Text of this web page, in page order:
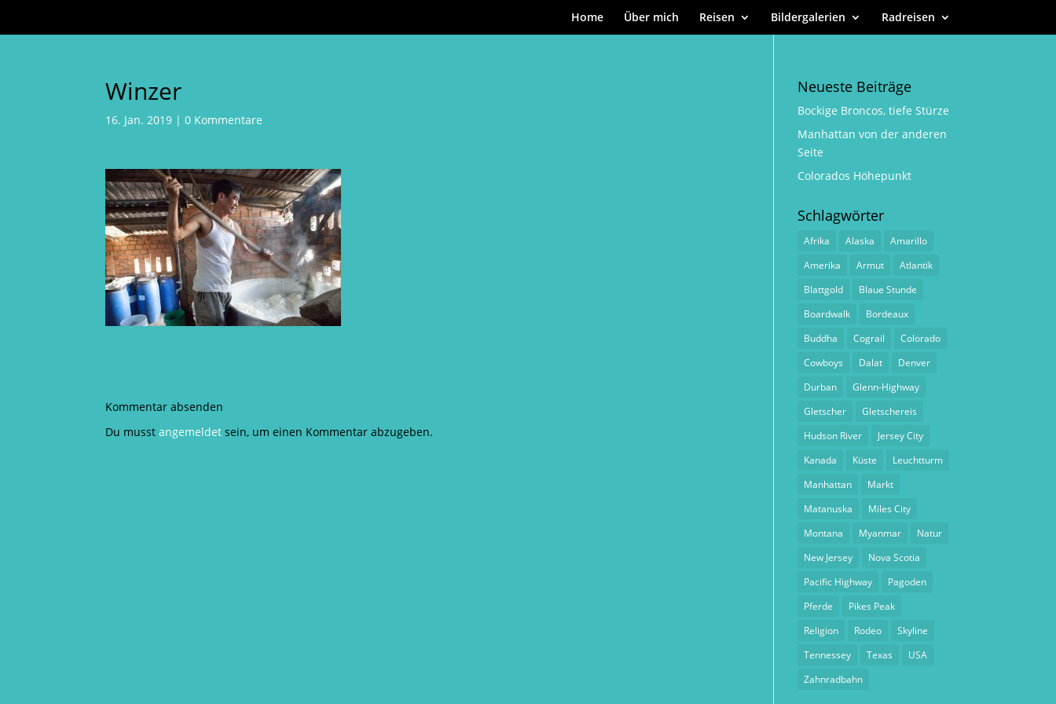
Home Über mich Reisen Bildergalerien Radreisen
Winzer
16. Jan. 2019 |0 Kommentare
Kommentar absenden
Du musstangemeldet sein, um einen Kommentar abzugeben.
Neueste Beiträge
Bockige Broncos, tiefe Stürze
Manhattan von der anderen
Seite
Colorados Höhepunkt
Schlagwörter
Afrika Alaska
Amarillo
Amerika
Armut
Atlantik
Blattgold
Blaue Stunde
Boardwalk
Bordeaux
Buddha
Cograil
Colorado
Cowboys
Dalat
Denver
Durban
Glenn-Highway
Gletscher
Gletschereis
Hudson River
Jersey City
Kanada
Küste
Leuchtturm
Manhattan
Markt
Matanuska
Miles City
Montana
Myanmar
Natur
New Jersey
Nova Scotia
Pacific Highway
Pagoden
Pferde
Pikes Peak
Religion
Rodeo
Skyline
Tennessey
Texas
USA
Zahnradbahn